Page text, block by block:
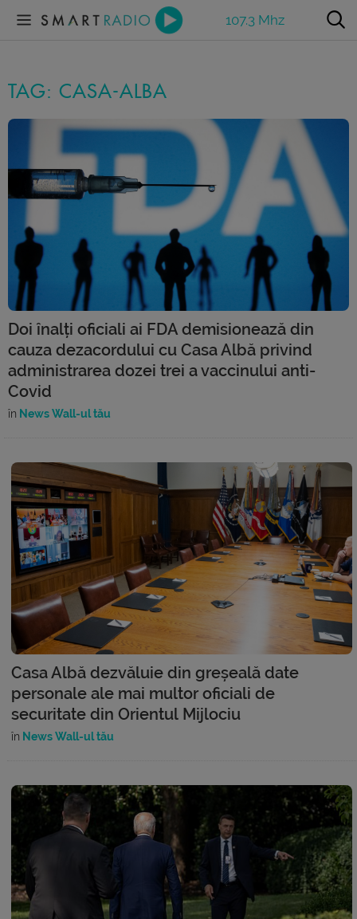
107.3 Mhz
TAG: CASA-ALBA
Doi înalți oficiali ai FDA demisionează din
cauza dezacordului cu Casa Albă privind
administrarea dozei trei a vaccinului anti-
Covid
în News Wall-ul tău
Casa Albă dezvăluie din greșeală date
personale ale mai multor oficiali de
securitate din Orientul Mijlociu
în News Wall-ul tău